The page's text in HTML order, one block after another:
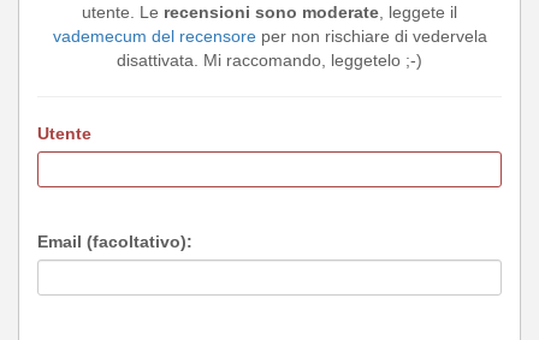
utente. Le recensioni sono moderate, leggete il
vademecum del recensoreper non rischiare di vedervela
disattivata. Mi raccomando, leggetelo ;-)
Utente
Email (facoltativo):